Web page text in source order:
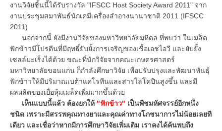
งานวิจัยชิ้นนี้ได้รับรางวัล "IFSCC Host Society Award 2011" จาก
งานประชุมสมาพันธ์นักเคมีเครื่องสำอางนานาชาติ 2011 (IFSCC
2011)
นอกจากนี้ ยังมีงานวิจัยของมหาวิทยาลัยมหิดล ที่พบว่า ในเมล็ด
ฟักข้าวมีโปรตีนที่มีฤทธิ์ยับยั้งการเจริญของเชื้อเอชไอวี และยับยั้ง
เซลล์มะเร็งได้ด้วย ขณะที่นักวิจัยจากคณะเกษตรศาสตร์
มหาวิทยาลัยขอนแก่น ก็กำลังศึกษาวิจัย เพื่อปรับปรุงและพัฒนาพันธุ์
ฟักข้าวให้มีปริมาณเบต้าแคโรทีนและสารไลโคปีนสูงขึ้น และมี
ผลผลิตของเยื่อหุ้มเมล็ดเพิ่มมากขึ้นด้วย
เห็นแบบนี้แล้ว ต้องยกให้ "ฟักข้าว" เป็นพืชมหัศจรรย์อีกหนึ่ง
ชนิด เพราะมีสรรพคุณทางยาและคุณค่าทางโภชนาการไม่น้อยเลยที
เดียว และเชื่อว่าหากมีการศึกษาวิจัยเพิ่มเติม เราคงได้ค้นพบถึง